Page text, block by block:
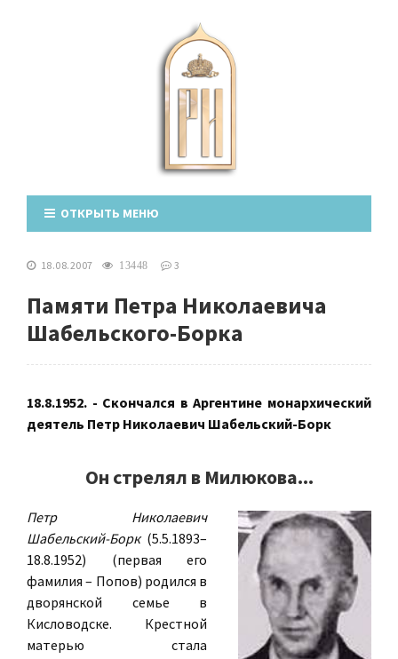
ОТКРЫТЬ МЕНЮ
18.08.2007 13448 3
Памяти Петра Николаевича
Шабельского-Борка
18.8.1952. - Скончался в Аргентине монархический
деятель Петр Николаевич Шабельский-Борк
Он стрелял в Милюкова...
Петр Николаевич
Шабельский-Борк(5.5.1893–
18.8.1952) (первая его
фамилия – Попов) родился в
дворянской семье в
Кисловодске. Крестной
матерью стала